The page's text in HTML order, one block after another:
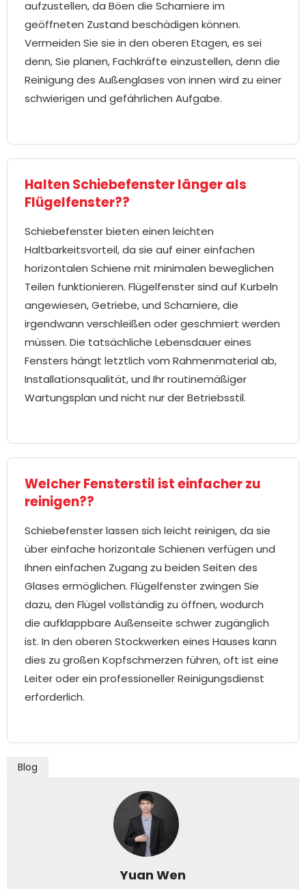
aufzustellen, da Böen die Scharniere im
geöffneten Zustand beschädigen können.
Vermeiden Sie sie in den oberen Etagen, es sei
denn, Sie planen, Fachkräfte einzustellen, denn die
Reinigung des Außenglases von innen wird zu einer
schwierigen und gefährlichen Aufgabe.
Halten Schiebefenster länger als
Flügelfenster??
Schiebefenster bieten einen leichten
Haltbarkeitsvorteil, da sie auf einer einfachen
horizontalen Schiene mit minimalen beweglichen
Teilen funktionieren. Flügelfenster sind auf Kurbeln
angewiesen, Getriebe, und Scharniere, die
irgendwann verschleißen oder geschmiert werden
müssen. Die tatsächliche Lebensdauer eines
Fensters hängt letztlich vom Rahmenmaterial ab,
Installationsqualität, und Ihr routinemäßiger
Wartungsplan und nicht nur der Betriebsstil.
Welcher Fensterstil ist einfacher zu
reinigen??
Schiebefenster lassen sich leicht reinigen, da sie
über einfache horizontale Schienen verfügen und
Ihnen einfachen Zugang zu beiden Seiten des
Glases ermöglichen. Flügelfenster zwingen Sie
dazu, den Flügel vollständig zu öffnen, wodurch
die aufklappbare Außenseite schwer zugänglich
ist. In den oberen Stockwerken eines Hauses kann
dies zu großen Kopfschmerzen führen, oft ist eine
Leiter oder ein professioneller Reinigungsdienst
erforderlich.
Blog
Yuan Wen